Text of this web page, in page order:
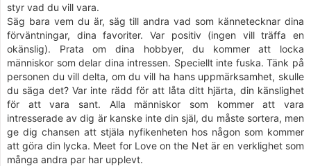
styr vad du vill vara.
Säg bara vem du är, säg till andra vad som kännetecknar dina
förväntningar, dina favoriter. Var positiv (ingen vill träffa en
okänslig). Prata om dina hobbyer, du kommer att locka
människor som delar dina intressen. Speciellt inte fuska. Tänk på
personen du vill delta, om du vill ha hans uppmärksamhet, skulle
du säga det? Var inte rädd för att låta ditt hjärta, din känslighet
för att vara sant. Alla människor som kommer att vara
intresserade av dig är kanske inte din själ, du måste sortera, men
ge dig chansen att stjäla nyfikenheten hos någon som kommer
att göra din lycka. Meet for Love on the Net är en verklighet som
många andra par har upplevt.